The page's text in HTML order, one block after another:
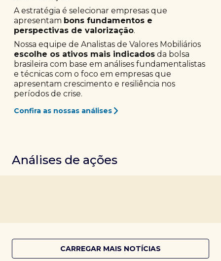
A estratégia é selecionar empresas que
apresentam bons fundamentos e
perspectivas de valorização.
Nossa equipe de Analistas de Valores Mobiliários
escolhe os ativos mais indicados da bolsa
brasileira com base em análises fundamentalistas
e técnicas com o foco em empresas que
apresentam crescimento e resiliência nos
períodos de crise.
Confira as nossas análises
Análises de ações
CARREGAR MAIS NOTÍCIAS